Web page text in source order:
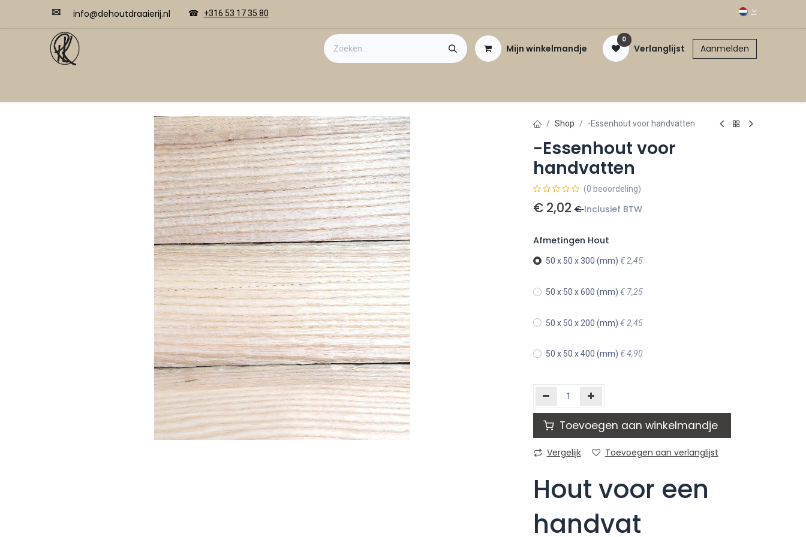
✉ ​​info@dehoutdraaierij.nl ☎ +316 53 17 35 80
Mijn winkelmandje
0
Verlanglijst Aanmelden
Shop -Essenhout voor handvatten
-Essenhout voor
handvatten
(0 beoordeling)
€ 2,02 € Inclusief BTW
Afmetingen Hout
50 x 50 x 300 (mm) €2,45
50 x 50 x 600 (mm) € 7,25
50 x 50 x 200 (mm) €2,45
50 x 50 x 400 (mm) €4,90
Toevoegen aan winkelmandje
Vergelijk Toevoegen aan verlanglijst
Hout voor een
handvat